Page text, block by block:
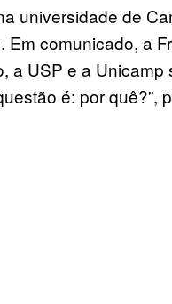
universidade de
comunicado, a
a USP e a
é: por quê?”,